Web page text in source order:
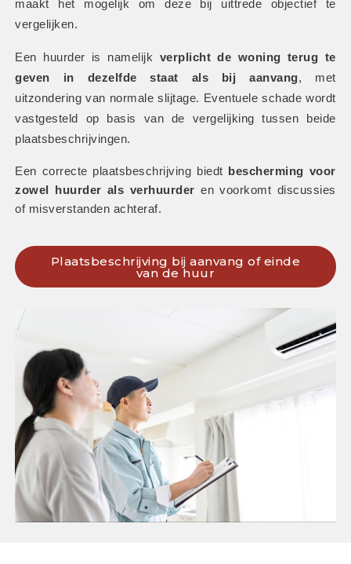
maakt het mogelijk om deze bij uittrede objectief te
vergelijken.
Een huurder is namelijk verplicht de woning terug te
geven in dezelfde staat als bij aanvang, met
uitzondering van normale slijtage. Eventuele schade wordt
vastgesteld op basis van de vergelijking tussen beide
plaatsbeschrijvingen.
Een correcte plaatsbeschrijving biedt
bescherming voor
zowel huurder als verhuurder en voorkomt discussies
of misverstanden achteraf.
Plaatsbeschrijving bij aanvang of einde
van de huur